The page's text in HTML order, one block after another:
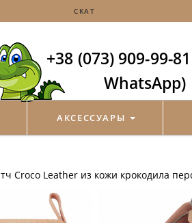
СКАТ
+38 (073) 909-99-
WhatsApp)
АКСЕССУАРЫ
Croco Leather из кожи крокодила